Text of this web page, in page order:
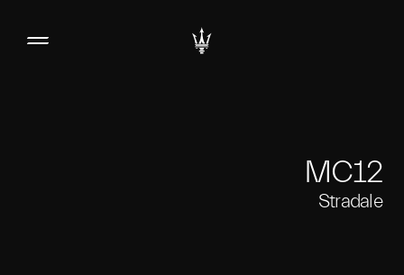
MC12
Stradale